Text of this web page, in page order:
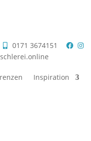
0171 3674151
Inspiration